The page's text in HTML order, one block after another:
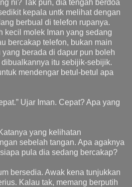
ni? Tak pun, dia tengah berdoa
kepala untk melihat dengan
berbual di telefon rupanya.
kecil molek Iman yang sedang
bercakap telefon, bukan main
berada di dapur pun boleh
itu sebijik-sebijik.
mendengar betul-betul apa
Ujar Iman. Cepat? Apa yang
yang kelihatan
sebelah tangan. Apa agaknya
pula dia sedang bercakap?
bersedia. Awak kena tunjukkan
Kalau tak, memang berputih